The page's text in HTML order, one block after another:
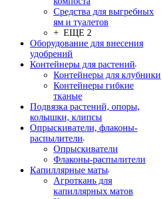
Средства для выгребных
ям и туалетов
+ ЕЩЕ 2
Оборудование для внесения
удобрений
Контейнеры для растений
Контейнеры для клубники
Контейнеры гибкие
тканые
Подвязка растений, опоры,
колышки, клипсы
Опрыскиватели, флаконы-
распылители
Опрыскиватели
Флаконы-распылители
Капиллярные маты
Агроткань для
капиллярных матов